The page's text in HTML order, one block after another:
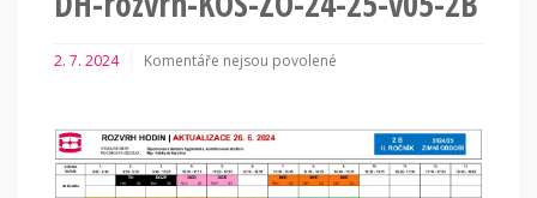
2. 7. 2024
Komentáře nejsou povolené
názvem
DH-
rozvrh-